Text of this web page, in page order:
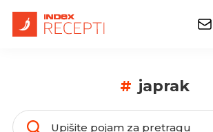
# japrak